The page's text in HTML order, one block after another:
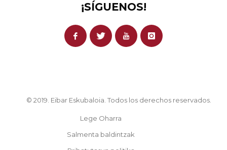
¡SÍGUENOS!
© 2019. Eibar Eskubaloia. Todos los derechos reservados.
Lege Oharra
Salmenta baldintzak